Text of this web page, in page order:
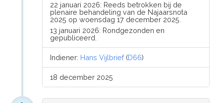
22 januari 2026: Reeds betrokken bij de
plenaire behandeling van de Najaarsnota
2025 op woensdag 17 december 2025.
13 januari 2026: Rondgezonden en
gepubliceerd.
Indiener: Hans Vijlbrief(D66)
18 december 2025